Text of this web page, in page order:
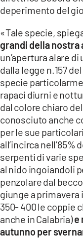
deperimento del
«Tale specie,
grandi della nostra
un’apertura alare
dalla legge n.157
specie
rapaci diurni e
dal colore chiaro
conosciuto anche
per le sue
all’incirca nell’85%
serpenti di varie
al nido ingoiandoli
penzolare dal
giunge a primavera
350- 400 le coppie
anche in Calabria)e
autunno per